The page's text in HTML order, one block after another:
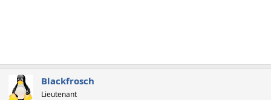
Blackfrosch
Lieutenant